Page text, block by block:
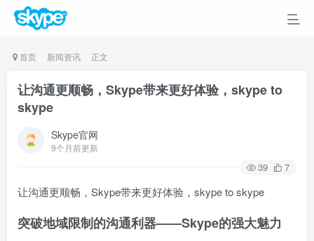
首页 新闻资讯 正文
让沟通更顺畅，Skype带来更好体验，skype to
skype
Skype官网
9个月前更新
39 7
让沟通更顺畅，Skype带来更好体验，skype to skype
突破地域限制的沟通利器——Skype的强大魅力